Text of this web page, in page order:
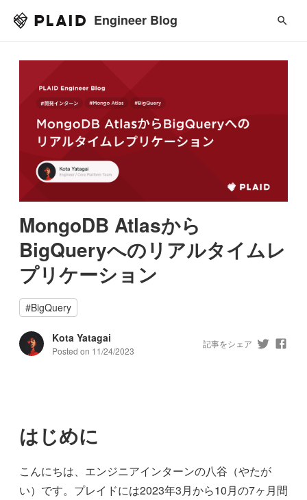
Engineer Blog
MongoDB Atlasから
BigQueryへのリアルタイムレ
プリケーション
#BigQuery
Kota Yatagai
Posted on 11/24/2023
記事をシェア
はじめに
こんにちは、エンジニアインターンの八谷（やたが
い）です。プレイドには2023年3月から10月の7ヶ月間